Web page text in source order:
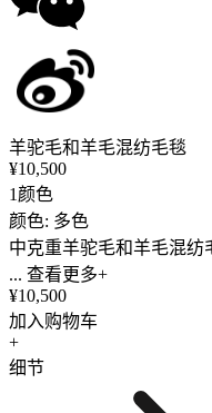
羊驼毛和羊毛混纺毛毯
¥10,500
1颜色
颜色: 多色
中克重羊驼毛和羊毛混纺
... 查看更多+
¥10,500
加入购物车
+
细节